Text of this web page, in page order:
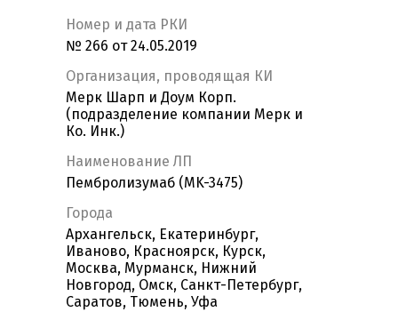
Номер и дата РКИ
№ 266 от 24.05.2019
Организация, проводящая КИ
Мерк Шарп и Доум Корп.
(подразделение компании Мерк и
Ко. Инк.)
Наименование ЛП
Пембролизумаб (MK-3475)
Города
Архангельск, Екатеринбург,
Иваново, Красноярск, Курск,
Москва, Мурманск, Нижний
Новгород, Омск, Санкт-Петербург,
Саратов, Тюмень, Уфа